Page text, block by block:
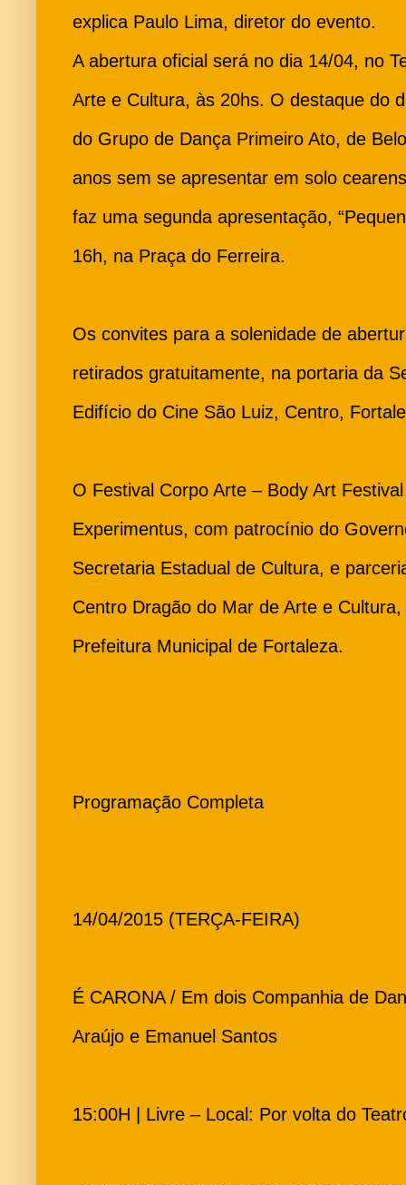
explica Paulo Lima, diretor do evento.
A abertura oficial será no dia 14/04, no
Arte e Cultura, às 20hs. O destaque do
do Grupo de Dança Primeiro Ato, de
anos sem se apresentar em solo
faz uma segunda apresentação,
16h, na Praça do Ferreira.
Os convites para a solenidade de
retirados gratuitamente, na portaria da
Edifício do Cine São Luiz, Centro,
O Festival Corpo Arte – Body Art
Experimentus, com patrocínio do
Secretaria Estadual de Cultura, e
Centro Dragão do Mar de Arte e
Prefeitura Municipal de Fortaleza.
Programação Completa
14/04/2015 (TERÇA-FEIRA)
É CARONA / Em dois Companhia de
Araújo e Emanuel Santos
15:00H | Livre – Local: Por volta do